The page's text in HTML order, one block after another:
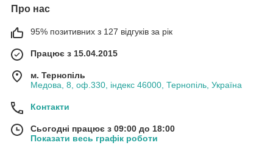
Про нас
95% позитивних з 127 відгуків за рік
Працює з 15.04.2015
м. Тернопіль
Медова, 8, оф.330, індекс 46000, Тернопіль, Україна
Контакти
Сьогодні працює з 09:00 до 18:00
Показати весь графік роботи